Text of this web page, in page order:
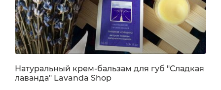
Натуральный крем-бальзам для губ "Сладкая
лаванда" Lavanda Shop